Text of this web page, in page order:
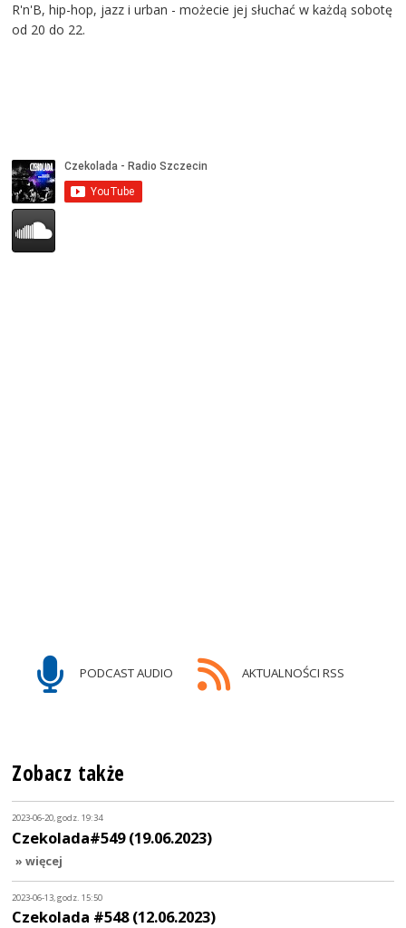
R'n'B, hip-hop, jazz i urban - możecie jej słuchać w każdą sobotę
od 20 do 22.
PODCAST AUDIO AKTUALNOŚCI RSS
Zobacz także
2023-06-20, godz. 19:34
Czekolada#549 (19.06.2023)
» więcej
2023-06-13, godz. 15:50
Czekolada #548 (12.06.2023)